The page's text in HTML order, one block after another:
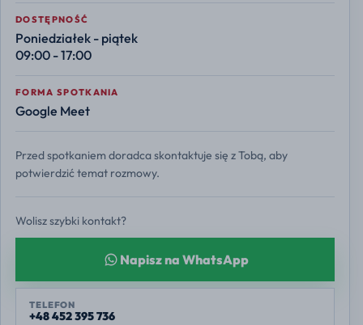
DOSTĘPNOŚĆ
Poniedziałek - piątek
09:00 - 17:00
FORMA SPOTKANIA
Google Meet
Przed spotkaniem doradca skontaktuje się z Tobą, aby
potwierdzić temat rozmowy.
Wolisz szybki kontakt?
Napisz na WhatsApp
TELEFON
+48 452 395 736